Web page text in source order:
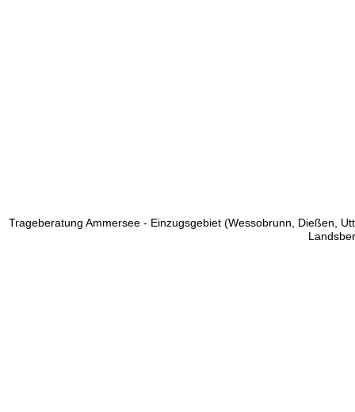
Trageberatung Ammersee - Einzugsgebiet (Wessobrunn, Dießen,